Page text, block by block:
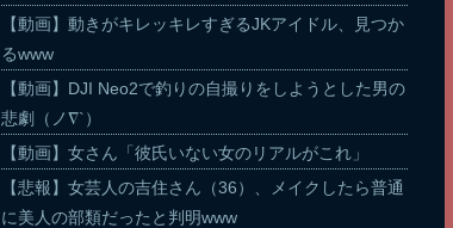
【動画】動きがキレッキレすぎるJKアイドル、見つか
るwww
【動画】DJI Neo2で釣りの自撮りをしようとした男の
悲劇（ノ∇`）
【動画】女さん「彼氏いない女のリアルがこれ」
【悲報】女芸人の吉住さん（36）、メイクしたら普通
に美人の部類だったと判明www